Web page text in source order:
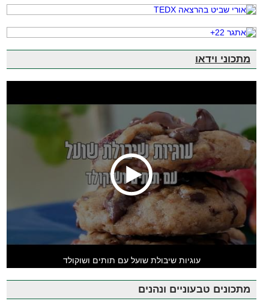
מתכוני וידאו
עוגיות שיבולת שועל עם תותים ושוקולד
מתכונים טבעוניים ונהנים